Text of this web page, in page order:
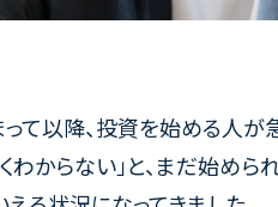
て以降、投資を始める人が
わからない」と、まだ始め